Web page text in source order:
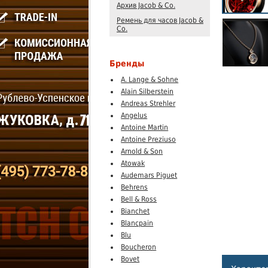
Архив Jacob & Co.
Ремень для часов Jacob &
Co.
Бренды
A. Lange & Sohne
Alain Silberstein
Andreas Strehler
Angelus
Antoine Martin
Antoine Preziuso
Arnold & Son
Atowak
Audemars Piguet
Behrens
Bell & Ross
Bianchet
Blancpain
Blu
Boucheron
Bovet